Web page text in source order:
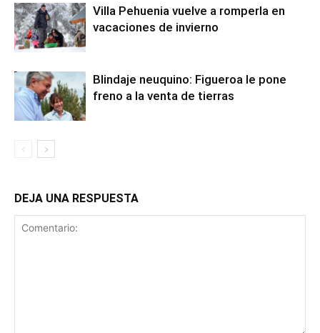
Villa Pehuenia vuelve a romperla en
vacaciones de invierno
Blindaje neuquino: Figueroa le pone
freno a la venta de tierras
DEJA UNA RESPUESTA